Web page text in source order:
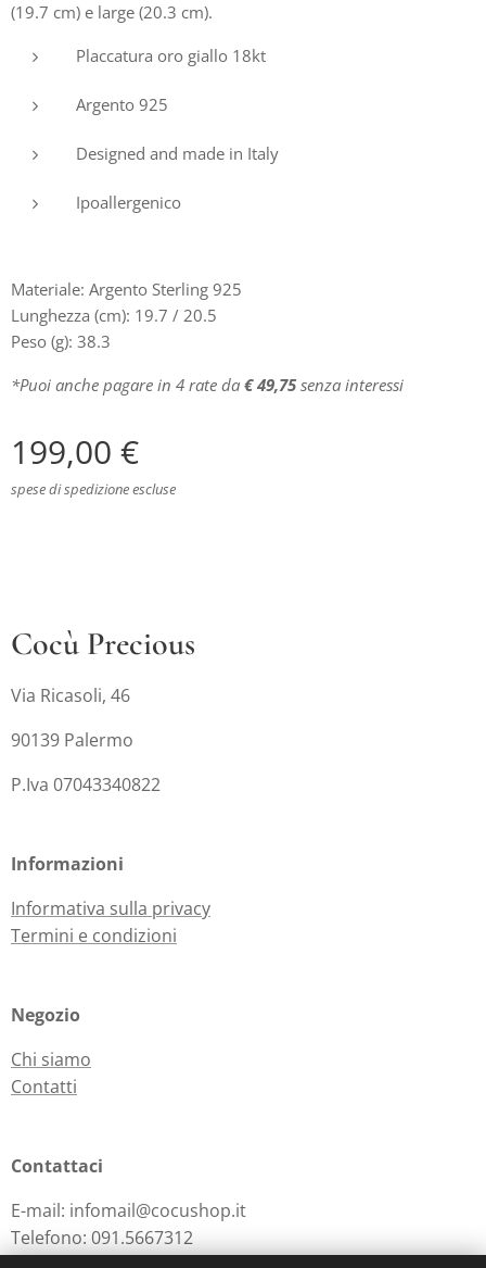
(19.7 cm) e large (20.3 cm).
Placcatura oro giallo 18kt
Argento 925
Designed and made in Italy
Ipoallergenico
Materiale: Argento Sterling 925
Lunghezza (cm): 19.7 / 20.5
Peso (g): 38.3
*Puoi anche pagare in 4 rate da € 49,75senza interessi
199,00 €
spese di spedizione escluse
Cocù Precious
Via Ricasoli, 46
90139 Palermo
P.Iva 07043340822
Informazioni
Informativa sulla privacy
Termini e condizioni
Negozio
Chi siamo
Contatti
Contattaci
E-mail: infomail@cocushop.it
Telefono: 091.5667312